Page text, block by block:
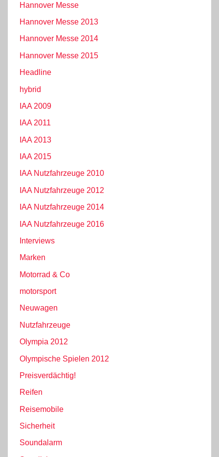
Hannover Messe
Hannover Messe 2013
Hannover Messe 2014
Hannover Messe 2015
Headline
hybrid
IAA 2009
IAA 2011
IAA 2013
IAA 2015
IAA Nutzfahrzeuge 2010
IAA Nutzfahrzeuge 2012
IAA Nutzfahrzeuge 2014
IAA Nutzfahrzeuge 2016
Interviews
Marken
Motorrad & Co
motorsport
Neuwagen
Nutzfahrzeuge
Olympia 2012
Olympische Spielen 2012
Preisverdächtig!
Reifen
Reisemobile
Sicherheit
Soundalarm